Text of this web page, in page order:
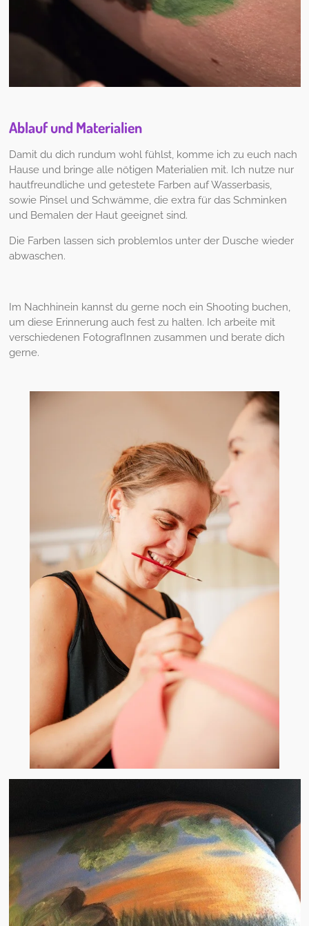
Ablauf und Materialien
Damit du dich rundum wohl fühlst, komme ich zu euch nach
Hause und bringe alle nötigen Materialien mit. Ich nutze nur
hautfreundliche und getestete Farben auf Wasserbasis,
sowie Pinsel und Schwämme, die extra für das Schminken
und Bemalen der Haut geeignet sind.
Die Farben lassen sich problemlos unter der Dusche wieder
abwaschen.
Im Nachhinein kannst du gerne noch ein Shooting buchen,
um diese Erinnerung auch fest zu halten. Ich arbeite mit
verschiedenen FotografInnen zusammen und berate dich
gerne.